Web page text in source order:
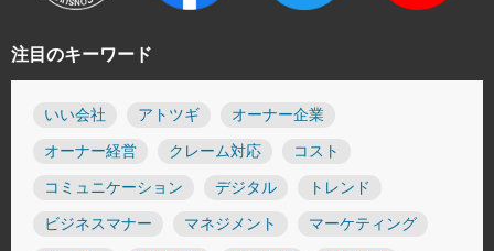
注目のキーワード
いい会社 アトツギ オーナー企業
オーナー経営 クレーム対応 コスト
コミュニケーション デジタル トレンド
ビジネスマナー マネジメント マーケティング